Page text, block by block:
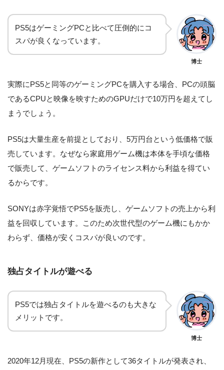
PS5はゲーミングPCと比べて圧倒的にコ
スパが良くなっています。
博士
実際にPS5と同等のゲーミングPCを購入する場合、PCの頭脳
であるCPUと映像を映すためのGPUだけで10万円を超えてし
まうでしょう。
PS5は大量生産を前提としており、5万円台という低価格で販
売しています。なぜなら家庭用ゲーム機は本体を手頃な価格
で販売して、ゲームソフトのライセンス料から利益を得てい
るからです。
SONYは赤字覚悟でPS5を販売し、ゲームソフトの売上から利
益を回収しています。このため次世代型のゲーム機にもかか
わらず、価格が安くコスパが良いのです。
独占タイトルが遊べる
PS5では独占タイトルを遊べるのも大きな
メリットです。
博士
2020年12月現在、PS5の新作として36タイトルが発表され、